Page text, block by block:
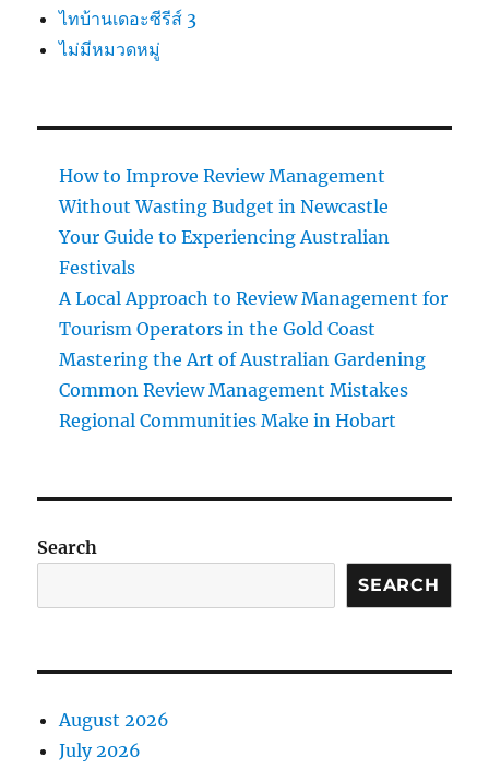
ไทบ้านเดอะซีรีส์ 3
ไม่มีหมวดหมู่
How to Improve Review Management
Without Wasting Budget in Newcastle
Your Guide to Experiencing Australian
Festivals
A Local Approach to Review Management for
Tourism Operators in the Gold Coast
Mastering the Art of Australian Gardening
Common Review Management Mistakes
Regional Communities Make in Hobart
Search
SEARCH
August 2026
July 2026